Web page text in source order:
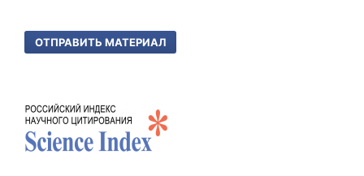
ОТПРАВИТЬ МАТЕРИАЛ